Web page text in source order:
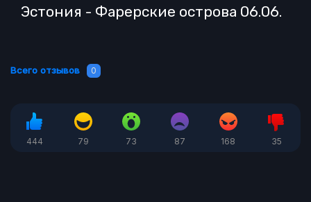
Эстония - Фарерские острова 06.06.
Всего отзывов 0
444 79 73 87 168 35